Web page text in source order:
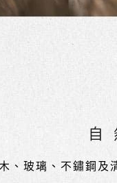
、玻璃、不鏽鋼及